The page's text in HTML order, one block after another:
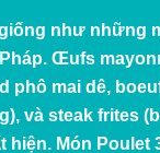
như những
Œufs
phô mai dê,
và steak frites
hiện. Món Poulet